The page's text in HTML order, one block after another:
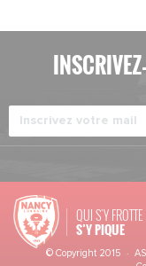
QUI S'Y FROTTE
S’Y PIQUE
© Copyright 2015 ·